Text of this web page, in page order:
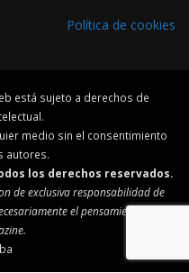
Política de cookies
está sujeto a derechos de
medio sin el consentimiento
autores.
los derechos reservados.
de exclusiva responsabilidad de
el pensamiento de